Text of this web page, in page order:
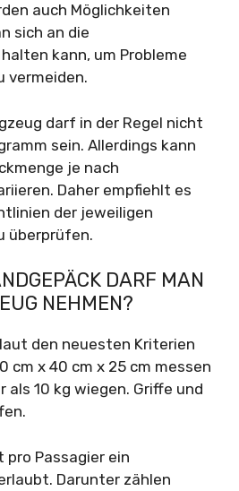
auch Möglichkeiten
sich an die
kann, um Probleme
vermeiden.
darf in der Regel nicht
sein. Allerdings kann
je nach
Daher empfiehlt es
der jeweiligen
überprüfen.
DARF MAN
NEHMEN?
den neuesten Kriterien
cm x 40 cm x 25 cm messen
als 10 kg wiegen. Griffe und
pro Passagier ein
Darunter zählen